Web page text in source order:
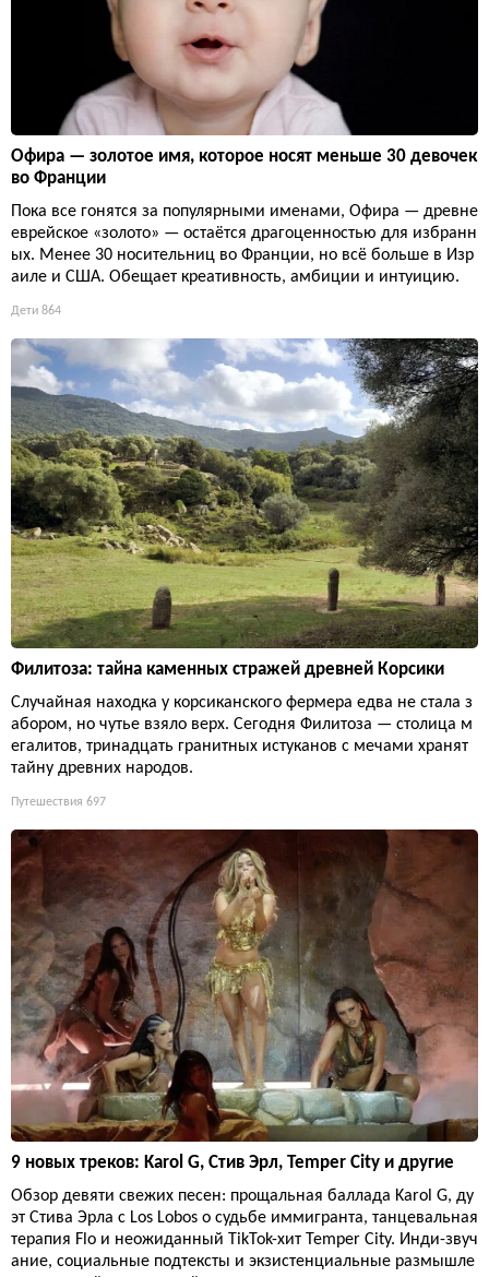
Офира — золотое имя, которое носят меньше 30 девочек
во Франции
Пока все гонятся за популярными именами, Офира — древне
еврейское «золото» — остаётся драгоценностью для избранн
ых. Менее 30 носительниц во Франции, но всё больше в Изр
аиле и США. Обещает креативность, амбиции и интуицию.
Дети 864
Филитоза: тайна каменных стражей древней Корсики
Случайная находка у корсиканского фермера едва не стала з
абором, но чутье взяло верх. Сегодня Филитоза — столица м
егалитов, тринадцать гранитных истуканов с мечами хранят
тайну древних народов.
Путешествия 697
9 новых треков: Karol G, Стив Эрл, Temper City и другие
Обзор девяти свежих песен: прощальная баллада Karol G, ду
эт Стива Эрла с Los Lobos о судьбе иммигранта, танцевальная
терапия Flo и неожиданный TikTok-хит Temper City. Инди-звуч
ание, социальные подтексты и экзистенциальные размышле